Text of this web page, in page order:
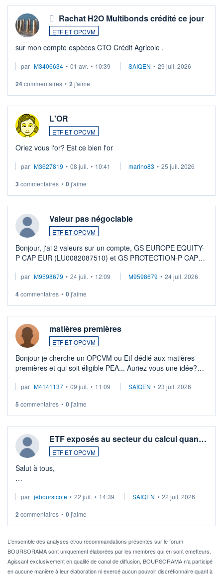
Rachat H2O Multibonds crédité ce jour
ETF ET OPCVM
sur mon compte espèces CTO Crédit Agricole .
par M3406634 • 01 avr. • 10:39 SAIQEN • 29 juil. 2026
24commentaires • 2 j'aime
L'OR
ETF ET OPCVM
Oriez vous l'or? Est ce bien l'or
par M3627819 • 08 juil. • 10:41 marino83 • 25 juil. 2026
3 commentaires • 0j'aime
Valeur pas négociable
ETF ET OPCVM
Bonjour, j'ai 2 valeurs sur un compte, GS EUROPE EQUITY-
P CAP EUR (LU0082087510) et GS PROTECTION-P CAP
veux procéder à la vente, on me signale ...
par M9598679 • 24 juil. • 12:09 M9598679 • 24 juil. 2026
4commentaires • 0j'aime
matières premières
ETF ET OPCVM
Bonjour je cherche un OPCVM ou Etf dédié aux matières
premières et qui soit éligible PEA... Auriez vous une idée?
par M4141137 • 09 juil. • 11:09 SAIQEN • 23 juil. 2026
5 commentaires • 0j'aime
ETF exposés au secteur du calcul quan…
ETF ET OPCVM
Salut à tous,
via un ETF plutôt que des actions individuelles.
Idéalement, je voudrais qu'il soit éligible au PEA.
Pour l' ...
par jeboursicote • 22 juil. • 14:39 SAIQEN • 22 juil. 2026
2 commentaires • 0j'aime
L'ensemble des analyses et/ou recommandations présentes sur le forum
BOURSORAMA sont uniquement élaborées par les membres qui en sont émetteurs.
Agissant exclusivement en qualité de canal de diffusion, BOURSORAMA n'a participé
en aucune manière à leur élaboration ni exercé aucun pouvoir discrétionnaire quant à